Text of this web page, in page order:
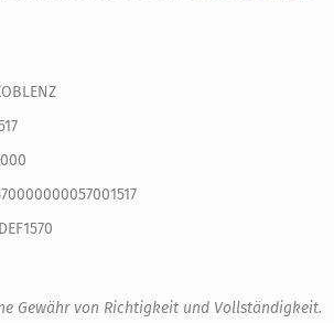
Gewähr von Richtigkeit und Vollständigkeit.